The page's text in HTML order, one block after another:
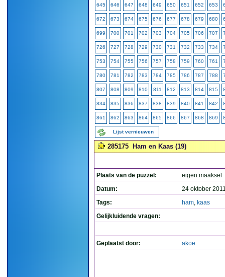
645 646 647 648 649 650 651 652 653
672 673 674 675 676 677 678 679 680
699 700 701 702 703 704 705 706 707
726 727 728 729 730 731 732 733 734
753 754 755 756 757 758 759 760 761
780 781 782 783 784 785 786 787 788
807 808 809 810 811 812 813 814 815
834 835 836 837 838 839 840 841 842
861 862 863 864 865 866 867 868 869
Lijst vernieuwen
285175 Ham en Kaas (19)
Plaats van de puzzel:
eigen maaksel
Datum:
24 oktober
Tags:
ham, kaas
Gelijkluidende vragen:
Geplaatst door: akoe